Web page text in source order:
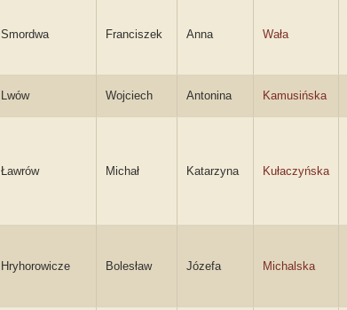
Smordwa Franciszek Anna Wała
Lwów Wojciech Antonina Kamusińska
Ławrów Michał Katarzyna Kułaczyńska
Hryhorowicze Bolesław Józefa Michalska